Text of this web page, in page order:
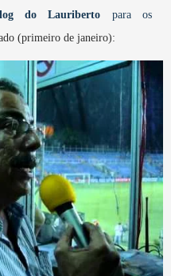
do Lauriberto para os
(primeiro de janeiro):